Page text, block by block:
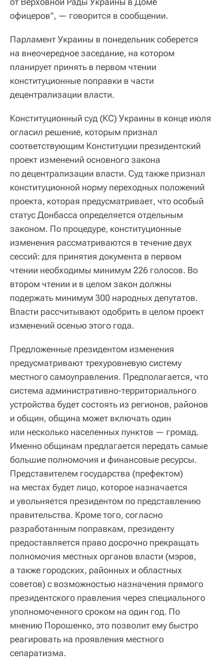
офицеров", — говорится в сообщении.
Парламент Украины в понедельник соберется
на внеочередное заседание, на котором
планирует принять в первом чтении
конституционные поправки в части
децентрализации власти.
Конституционный суд (КС) Украины в конце июля
огласил решение, которым признал
соответствующим Конституции президентский
проект изменений основного закона
по децентрализации власти. Суд также признал
конституционной норму переходных положений
проекта, которая предусматривает, что особый
статус Донбасса определяется отдельным
законом. По процедуре, конституционные
изменения рассматриваются в течение двух
сессий: для принятия документа в первом
чтении необходимы минимум 226 голосов. Во
втором чтении и в целом закон должны
подержать минимум 300 народных депутатов.
Власти рассчитывают одобрить в целом проект
изменений осенью этого года.
Предложенные президентом изменения
предусматривают трехуровневую систему
местного самоуправления. Предполагается, что
система административно-территориального
устройства будет состоять из регионов, районов
и общин, община может включать один
или несколько населенных пунктов — громад.
Именно общинам предлагается передать самые
большие полномочия и финансовые ресурсы.
Представителем государства (префектом)
на местах будет лицо, которое назначается
и увольняется президентом по представлению
правительства. Кроме того, согласно
разработанным поправкам, президенту
предоставляется право досрочно прекращать
полномочия местных органов власти (мэров,
а также городских, районных и областных
советов) с возможностью назначения прямого
президентского правления через специального
уполномоченного сроком на один год. По
мнению Порошенко, это позволит ему быстро
реагировать на проявления местного
сепаратизма.